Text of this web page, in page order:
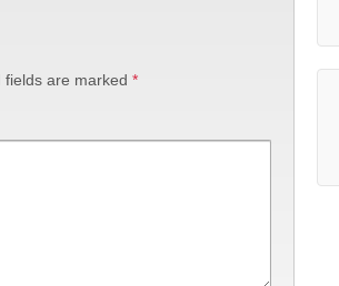
fields are marked *